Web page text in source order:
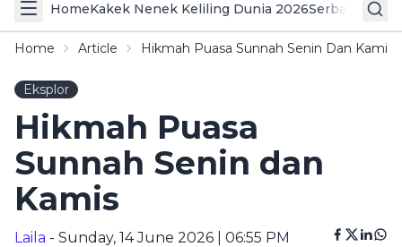
HomeKakek Nenek Keliling Dunia 2026Serba Serbi
Home Article Hikmah Puasa Sunnah Senin Dan Kamis
Eksplor
Hikmah Puasa
Sunnah Senin dan
Kamis
Laila - Sunday, 14 June 2026 | 06:55 PM